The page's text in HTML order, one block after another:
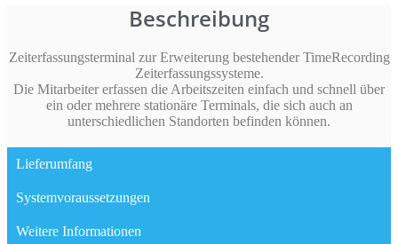
Beschreibung
Zeiterfassungsterminal zur Erweiterung bestehender TimeRecording
Zeiterfassungssysteme.
Die Mitarbeiter erfassen die Arbeitszeiten einfach und schnell über
ein oder mehrere stationäre Terminals, die sich auch an
unterschiedlichen Standorten befinden können.
Lieferumfang
Systemvoraussetzungen
Weitere Informationen